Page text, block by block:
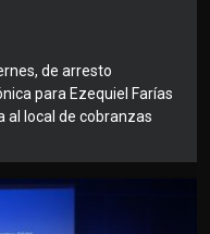
de arresto
para Ezequiel Farías
al local de cobranzas